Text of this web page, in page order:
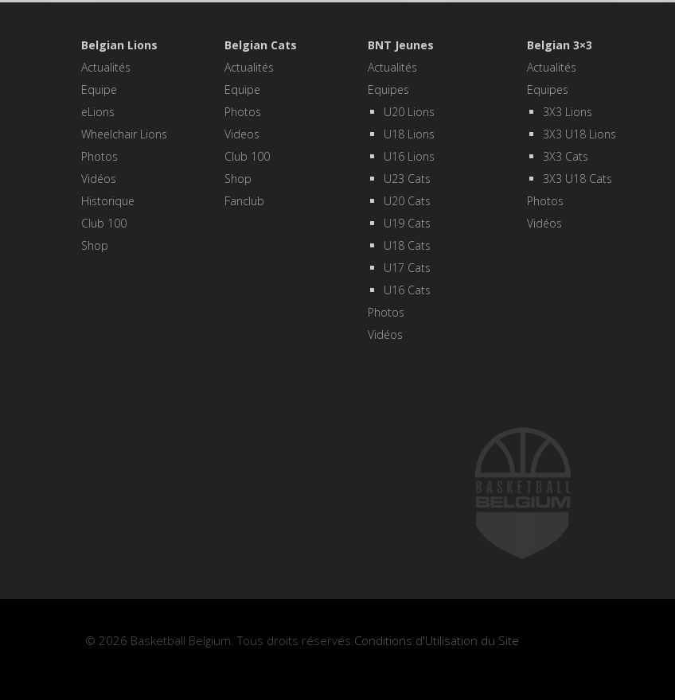
Belgian Lions
Actualités
Equipe
eLions
Wheelchair Lions
Photos
Vidéos
Historique
Club 100
Shop
Belgian Cats
Actualités
Equipe
Photos
Videos
Club 100
Shop
Fanclub
BNT Jeunes
Actualités
Equipes
U20 Lions
U18 Lions
U16 Lions
U23 Cats
U20 Cats
U19 Cats
U18 Cats
U17 Cats
U16 Cats
Photos
Vidéos
Belgian 3×3
Actualités
Equipes
3X3 Lions
3X3 U18 Lions
3X3 Cats
3X3 U18 Cats
Photos
Vidéos
© 2026 Basketball Belgium. Tous droits réservés.Conditions d'Utilisation du Site